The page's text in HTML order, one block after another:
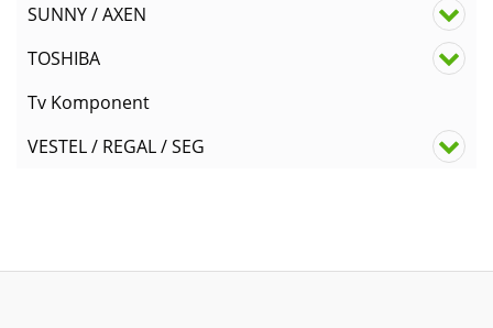
SUNNY / AXEN
TOSHIBA
Tv Komponent
VESTEL / REGAL / SEG